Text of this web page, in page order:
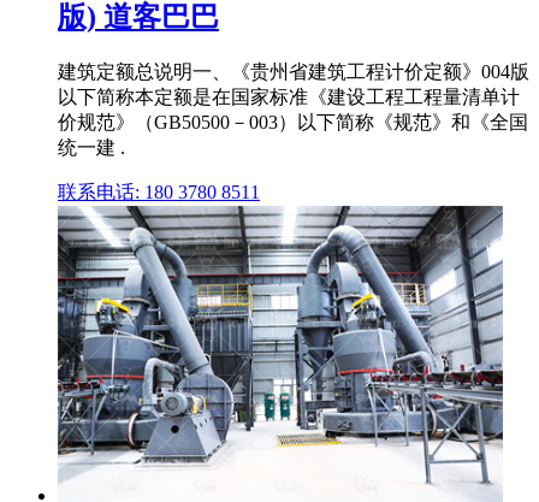
版) 道客巴巴
建筑定额总说明一、《贵州省建筑工程计价定额》004版
以下简称本定额是在国家标准《建设工程工程量清单计
价规范》（GB50500－003）以下简称《规范》和《全国
统一建 .
联系电话: 180 3780 8511